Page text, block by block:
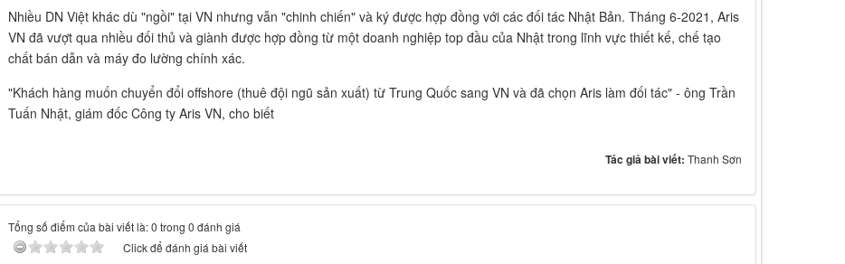
Nhiều DN Việt khác dù "ngồi" tại VN nhưng vẫn "chinh chiến" và ký được hợp đồng với các đối tác Nhật Bản. Tháng 6-2021, Aris
VN đã vượt qua nhiều đối thủ và giành được hợp đồng từ một doanh nghiệp top đầu của Nhật trong lĩnh vực thiết kế, chế tạo
chất bán dẫn và máy đo lường chính xác.
"Khách hàng muốn chuyển đổi offshore (thuê đội ngũ sản xuất) từ Trung Quốc sang VN và đã chọn Aris làm đối tác" - ông Trần
Tuấn Nhật, giám đốc Công ty Aris VN, cho biết
Tác giả bài viết: Thanh Sơn
Tổng số điểm của bài viết là: 0 trong 0 đánh giá
Click để đánh giá bài viết